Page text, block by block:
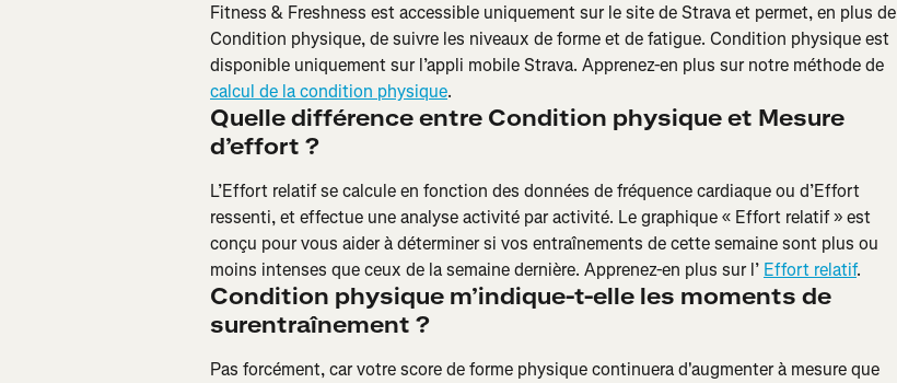
Fitness & Freshness est accessible uniquement sur le site de Strava et permet, en plus de
Condition physique, de suivre les niveaux de forme et de fatigue. Condition physique est
disponible uniquement sur l’appli mobile Strava. Apprenez-en plus sur notre méthode de
calcul de la condition physique.
Quelle différence entre Condition physique et Mesure
d’effort ?
L’Effort relatif se calcule en fonction des données de fréquence cardiaque ou d’Effort
ressenti, et effectue une analyse activité par activité. Le graphique « Effort relatif » est
conçu pour vous aider à déterminer si vos entraînements de cette semaine sont plus ou
moins intenses que ceux de la semaine dernière. Apprenez-en plus sur l’ Effort relatif.
Condition physique m’indique-t-elle les moments de
surentraînement ?
Pas forcément, car votre score de forme physique continuera d'augmenter à mesure que